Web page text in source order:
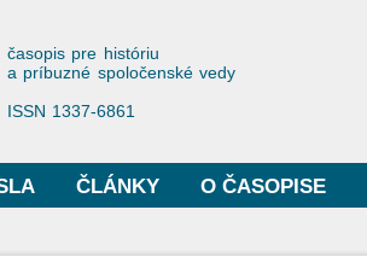
Forum Historiae
časopis pre históriu
a príbuzné spoločenské vedy
ISSN 1337-6861
ČLÁNKY O ČASOPISE